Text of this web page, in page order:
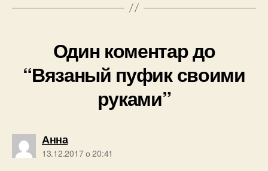
Один коментар до
“Вязаный пуфик своими
руками”
Аннаговорить:
13.12.2017 о 20:41